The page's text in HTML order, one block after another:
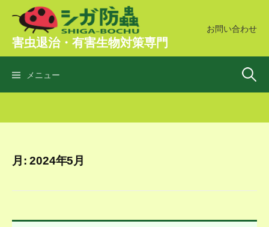
ン
へ
キ
害虫退治・有害生物対策専門
お問い合わせ
メニュー 検
月:2024年5月